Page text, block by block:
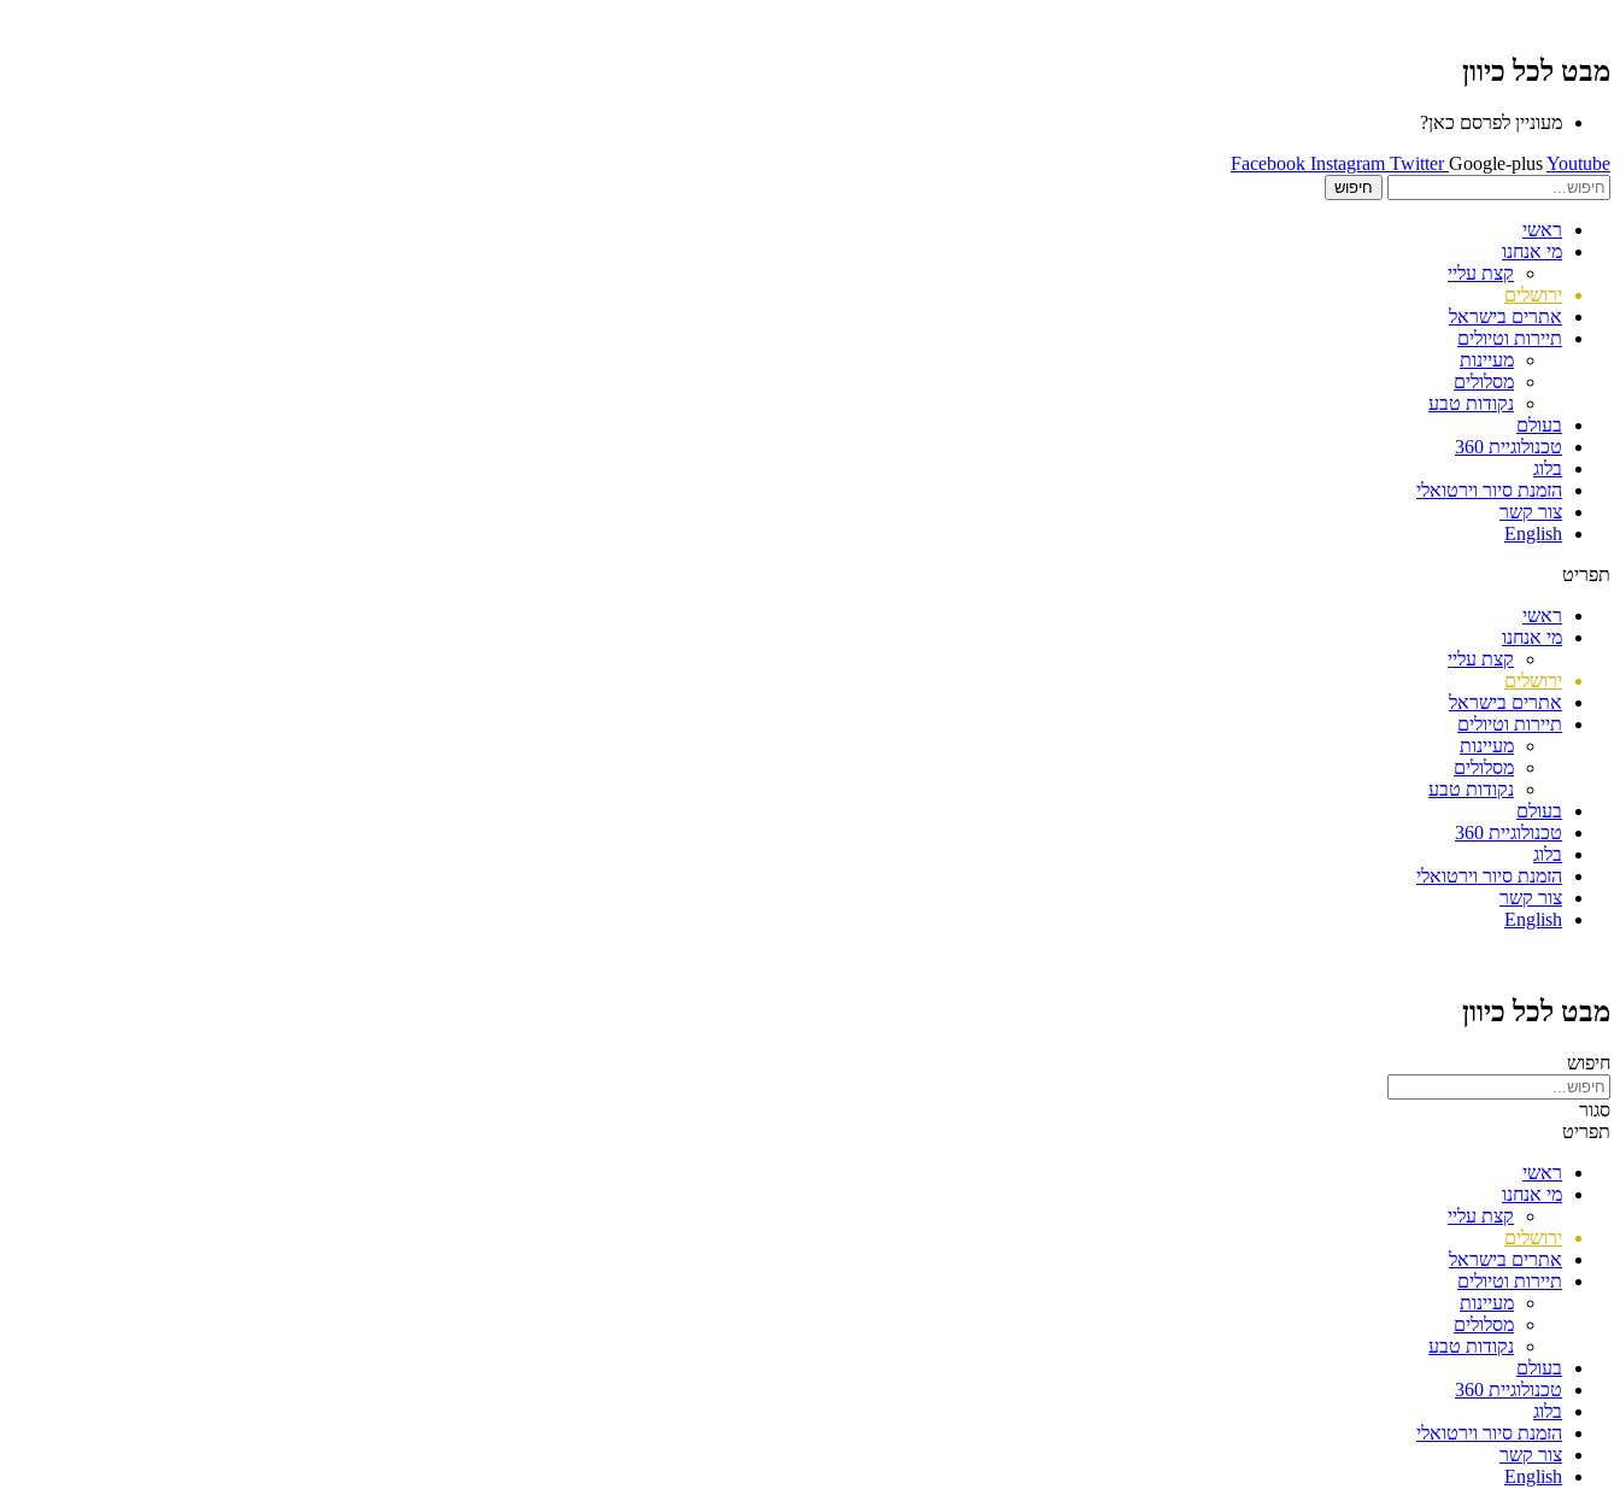
מבט לכל כיוון
מעוניין לפרסם כאן?
Facebook Instagram Twitter Google-plusYoutube
חיפוש
ראשי
מי אנחנו
קצת עליי
ירושלים
אתרים בישראל
תיירות וטיולים
מעיינות
מסלולים
נקודות טבע
בעולם
טכנולוגיית 360
בלוג
הזמנת סיור וירטואלי
צור קשר
English
תפריט
ראשי
מי אנחנו
קצת עליי
ירושלים
אתרים בישראל
תיירות וטיולים
מעיינות
מסלולים
נקודות טבע
בעולם
טכנולוגיית 360
בלוג
הזמנת סיור וירטואלי
צור קשר
English
מבט לכל כיוון
חיפוש
סגור
תפריט
ראשי
מי אנחנו
קצת עליי
ירושלים
אתרים בישראל
תיירות וטיולים
מעיינות
מסלולים
נקודות טבע
בעולם
טכנולוגיית 360
בלוג
הזמנת סיור וירטואלי
צור קשר
English